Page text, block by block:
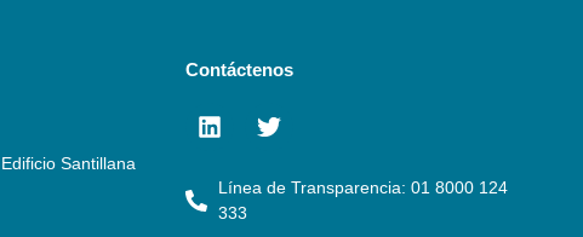
Santillana
Contáctenos
Línea de Transparencia: 01 8000 124
333